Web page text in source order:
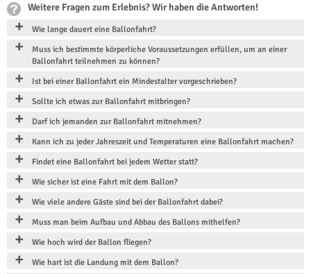
Weitere Fragen zum Erlebnis? Wir haben die Antworten!
Wie lange dauert eine Ballonfahrt?
Muss ich bestimmte körperliche Voraussetzungen erfüllen, um an einer
Ballonfahrt teilnehmen zu können?
Ist bei einer Ballonfahrt ein Mindestalter vorgeschrieben?
Sollte ich etwas zur Ballonfahrt mitbringen?
Darf ich jemanden zur Ballonfahrt mitnehmen?
Kann ich zu jeder Jahreszeit und Temperaturen eine Ballonfahrt machen?
Findet eine Ballonfahrt bei jedem Wetter statt?
Wie sicher ist eine Fahrt mit dem Ballon?
Wie viele andere Gäste sind bei der Ballonfahrt dabei?
Muss man beim Aufbau und Abbau des Ballons mithelfen?
Wie hoch wird der Ballon fliegen?
Wie hart ist die Landung mit dem Ballon?